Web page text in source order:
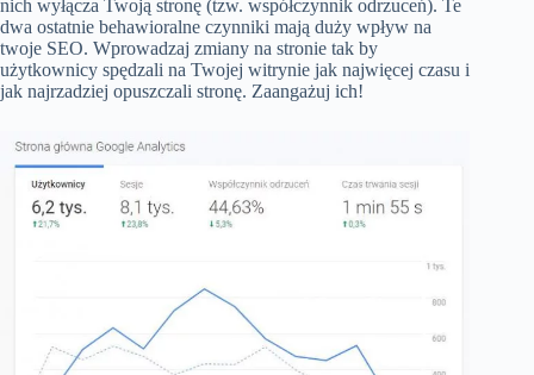
nich wyłącza Twoją stronę (tzw. współczynnik odrzuceń). Te
dwa ostatnie behawioralne czynniki mają duży wpływ na
twoje SEO. Wprowadzaj zmiany na stronie tak by
użytkownicy spędzali na Twojej witrynie jak najwięcej czasu i
jak najrzadziej opuszczali stronę. Zaangażuj ich!